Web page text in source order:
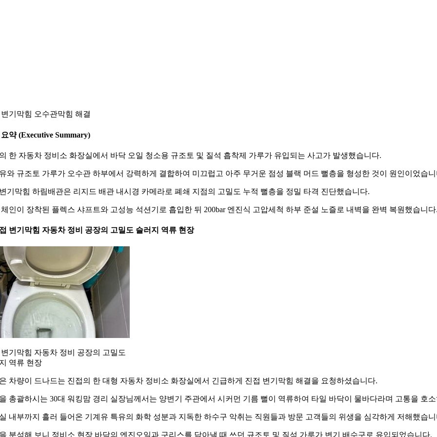
기막힘 오수관막힘 해결
약 (Executive Summary)
한 자동차 정비소 화장실에서 바닥 오일 청소용 규조토 및 질석 흡착제 가루가 유입되는 사고가 발생했습니다.
와 규조토 가루가 오수관 하부에서 강력하게 결합하여 미끄럽고 아주 무거운 점성 블랙 머드 뻘층을 형성한 것이 원인이었습
기막힘 하림배관은 리지드 배관 내시경 카메라로 폐쇄 지점의 고밀도 누적 뻘층을 정밀 타격 진단했습니다.
인이 장착된 플렉스 샤프트와 고성능 석션기로 흡입한 뒤 200bar 엔진식 고압세척 하부 준설 노즐로 내벽을 완벽 복원했습니다
변기막힘 자동차 정비 공장의 고밀도 슬러지 역류 현장
기막힘 자동차 정비 공장의 고밀도
역류 현장
차량이 드나드는 진접의 한 대형 자동차 정비소 화장실에서 긴급하게 진접 변기막힘 해결을 요청하셨습니다.
총괄하시는 30대 워킹맘 경리 실장님께서는 양변기 주관에서 시커먼 기름 뻘이 역류하여 타일 바닥이 물바다라며 고통을 호
내부까지 흘러 들어온 기계유 특유의 화학 성분과 지독한 하수구 악취는 직원들과 방문 고객들의 위생을 심각하게 저해했습
분석해 보니 정비소 현장 바닥의 엔진오일과 구리스를 닦아낼 때 쓰던 규조토 및 질석 가루가 변기 배수구로 유입되었습니다.